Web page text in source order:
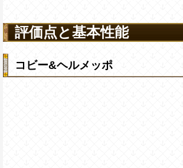
評価点と基本性能
コビー&ヘルメッポ